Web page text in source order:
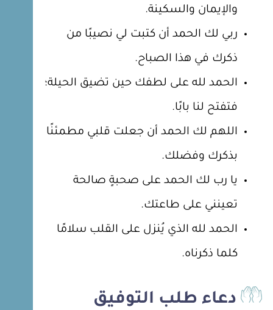
والإيمان والسكينة.
ربي لك الحمد أن كتبت لي نصيبًا من
ذكرك في هذا الصباح.
الحمد لله على لطفك حين تضيق الحيلة؛
فتفتح لنا بابًا.
اللهم لك الحمد أن جعلت قلبي مطمئنًا
بذكرك وفضلك.
يا رب لك الحمد على صحبةٍ صالحة
تعينني على طاعتك.
الحمد لله الذي يُنزل على القلب سلامًا
كلما ذكرناه.
دعاء طلب التوفيق